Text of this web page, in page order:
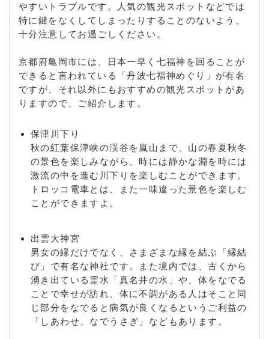
やすいトラブルです。人気の観光スポットなどでは
特に鍵をなくしてしまったりすることのないよう、
十分注意してお過ごしください。
京都府亀岡市には、日本一早く七福神を回ることが
できると言われている「丹波七福神めぐり」が有名
ですが、それ以外にもおすすめの観光スポットがあ
りますので、ご紹介します。
保津川下り
秋の紅葉保津峡の渓谷を嵐山まで、山の春夏秋冬
の景色を楽しみながら、時には静かな淵を時には
激流の中を進む川下りを楽しむことができます。
トロッコ電車とは、また一味違った景色を楽しむ
ことができますよ。
出雲大神宮
男女の縁だけでなく、さまざまな縁を結ぶ「縁結
び」で有名な神社です。また境内では、古くから
湧き出ている霊水「真名井の水」や、体をなでる
ことで幸せが訪れ、体に不調がある人はそこと同
じ部分をなでると病気が良くなるというご利益の
「しあわせ、なでうさぎ」などもあります。